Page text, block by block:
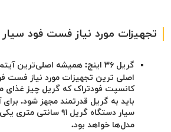
تجهیزات مورد نیاز فست فود سیار
گریل ۳۶ اینچ: همیشه اصلی‌ترین
اصلی ترین تجهیزات مورد نیاز فست
کانسپت فودتراک که گریل چیز غذای
باید به گریل قدرتمند مجهز شود.
سیار دستگاه گریل ۹۱
مدل‌ها خواهد بود.